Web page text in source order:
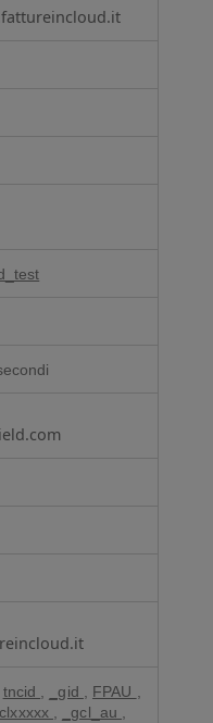
tncid , _gid , FPAU ,
, _gcl_au ,